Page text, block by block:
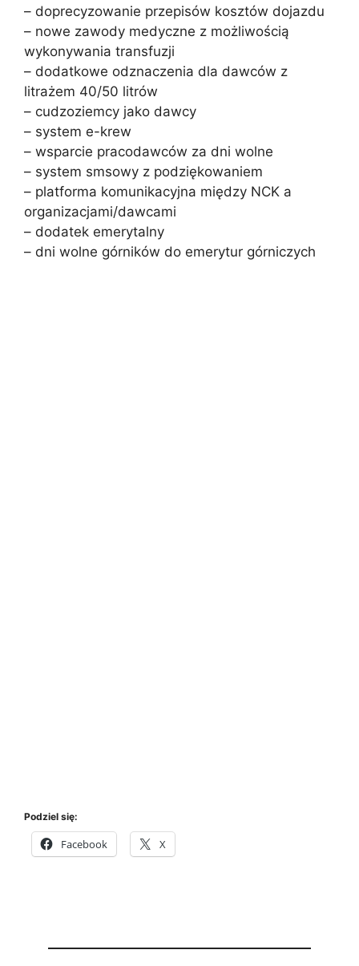
– doprecyzowanie przepisów kosztów dojazdu
– nowe zawody medyczne z możliwością
wykonywania transfuzji
– dodatkowe odznaczenia dla dawców z
litrażem 40/50 litrów
– cudzoziemcy jako dawcy
– system e-krew
– wsparcie pracodawców za dni wolne
– system smsowy z podziękowaniem
– platforma komunikacyjna między NCK a
organizacjami/dawcami
– dodatek emerytalny
– dni wolne górników do emerytur górniczych
Podziel się:
Facebook X